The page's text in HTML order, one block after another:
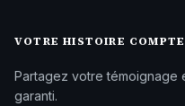
VOTRE HISTOIRE COMPTE
Partagez votre témoignage
garanti.